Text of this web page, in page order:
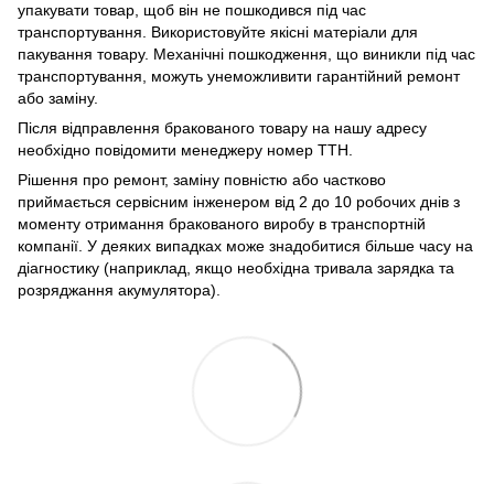
упакувати товар, щоб він не пошкодився під час
транспортування. Використовуйте якісні матеріали для
пакування товару. Механічні пошкодження, що виникли під час
транспортування, можуть унеможливити гарантійний ремонт
або заміну.
Після відправлення бракованого товару на нашу адресу
необхідно повідомити менеджеру номер ТТН.
Рішення про ремонт, заміну повністю або частково
приймається сервісним інженером від 2 до 10 робочих днів з
моменту отримання бракованого виробу в транспортній
компанії. У деяких випадках може знадобитися більше часу на
діагностику (наприклад, якщо необхідна тривала зарядка та
розряджання акумулятора).